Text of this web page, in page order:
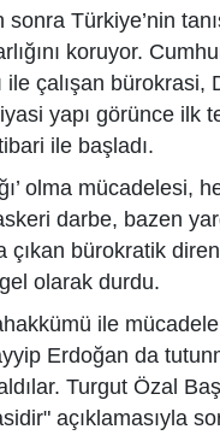
Türkiye’nin
koruyor.
çalışan bürokrasi,
yapı görünce ilk
ile başladı.
olma mücadelesi,
darbe, bazen
çıkan bürokratik
olarak durdu.
ile
Erdoğan da
Turgut Özal
" açıklamasıyla